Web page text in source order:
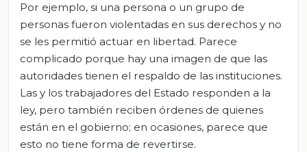
Por ejemplo, si una persona o un grupo de
personas fueron violentadas en sus derechos y no
se les permitió actuar en libertad. Parece
complicado porque hay una imagen de que las
autoridades tienen el respaldo de las instituciones.
Las y los trabajadores del Estado responden a la
ley, pero también reciben órdenes de quienes
están en el gobierno; en ocasiones, parece que
esto no tiene forma de revertirse.